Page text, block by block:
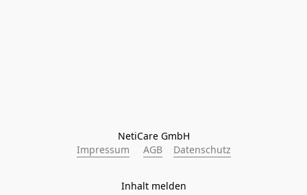
NetiCare GmbH
Impressum
AGB Datenschutz
Inhalt melden